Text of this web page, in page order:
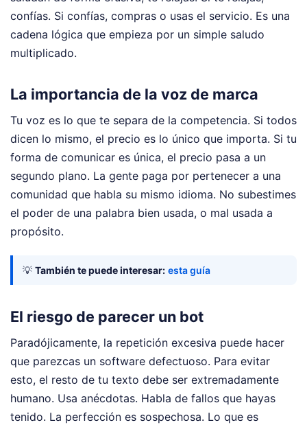
confías. Si confías, compras o usas el servicio. Es una
cadena lógica que empieza por un simple saludo
multiplicado.
La importancia de la voz de marca
Tu voz es lo que te separa de la competencia. Si todos
dicen lo mismo, el precio es lo único que importa. Si tu
forma de comunicar es única, el precio pasa a un
segundo plano. La gente paga por pertenecer a una
comunidad que habla su mismo idioma. No subestimes
el poder de una palabra bien usada, o mal usada a
propósito.
💡 También te puede interesar: esta guía
El riesgo de parecer un bot
Paradójicamente, la repetición excesiva puede hacer
que parezcas un software defectuoso. Para evitar
esto, el resto de tu texto debe ser extremadamente
humano. Usa anécdotas. Habla de fallos que hayas
tenido. La perfección es sospechosa. Lo que es